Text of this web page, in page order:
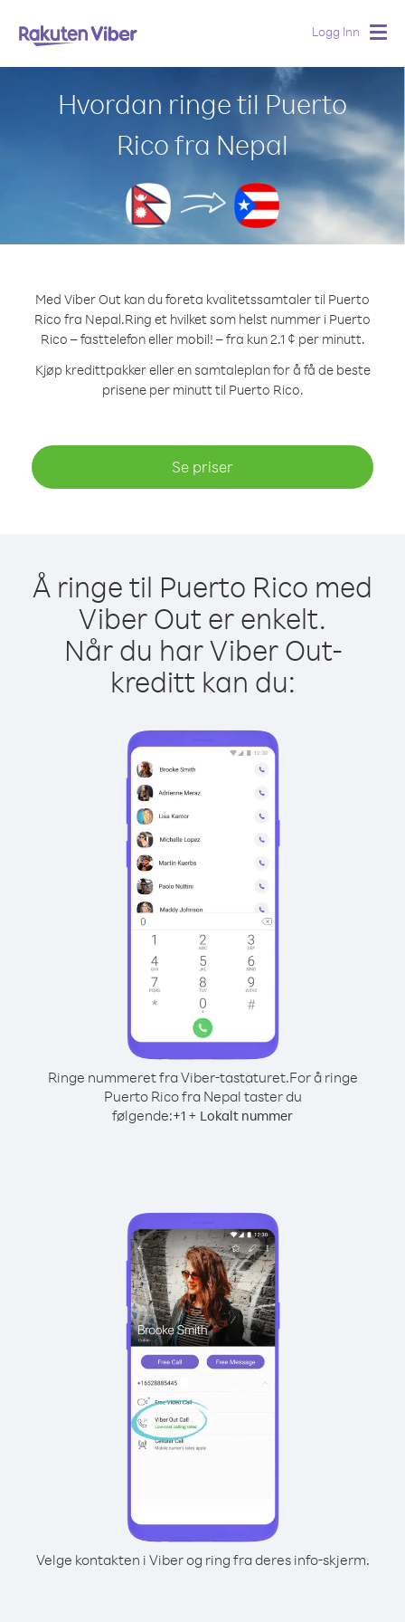
Logg Inn
Hvordan ringe til Puerto
Rico fra Nepal
Med Viber Out kan du foreta kvalitetssamtaler til Puerto
Rico fra Nepal.Ring et hvilket som helst nummer i Puerto
Rico – fasttelefon eller mobil! – fra kun 2.1 ¢ per minutt.
Kjøp kredittpakker eller en samtaleplan for å få de beste
prisene per minutt til Puerto Rico.
Se priser
Å ringe til Puerto Rico med
Viber Out er enkelt.
Når du har Viber Out-
kreditt kan du:
Ringe nummeret fra Viber-tastaturet.For å ringe
Puerto Rico fra Nepal taster du
følgende:+1 + Lokalt nummer
Velge kontakten i Viber og ring fra deres info-skjerm.